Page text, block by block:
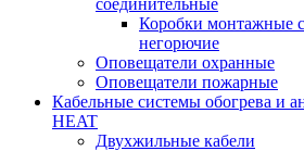
соединительные
Коробки монтажные
негорючие
Оповещатели охранные
Оповещатели пожарные
Кабельные системы обогрева и
HEAT
Двухжильные кабели